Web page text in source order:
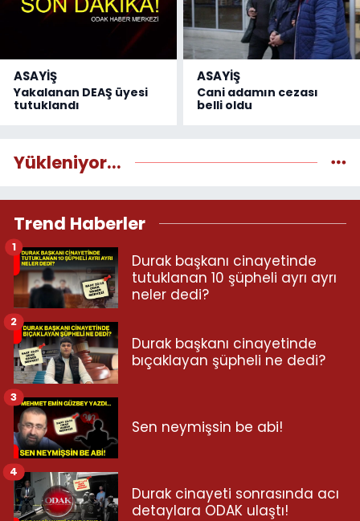
ASAYİŞ
Yakalanan DEAŞ üyesi
tutuklandı
ASAYİŞ
Cani adamın cezası
belli oldu
Yükleniyor...
Trend Haberler
Durak başkanı cinayetinde
tutuklanan 10 şüpheli ayrı ayrı
neler dedi?
1
Durak başkanı cinayetinde
bıçaklayan şüpheli ne dedi?
2
Sen neymişsin be abi!
3
Durak cinayeti sonrasında acı
detaylara ODAK ulaştı!
4